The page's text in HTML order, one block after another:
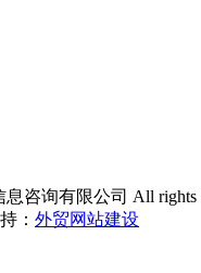
息咨询有限公司 All rights
： 外贸网站建设